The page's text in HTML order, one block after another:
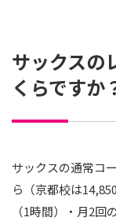
サックスの
くらですか
サックスの通常コ
ら（京都校は
（1時間）・月2